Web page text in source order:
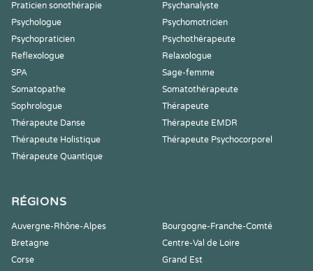
Praticien sonothérapie
Psychanalyste
Psychologue
Psychomotricien
Psychopraticien
Psychothérapeute
Reflexologue
Relaxologue
SPA
Sage-femme
Somatopathe
Somatothérapeute
Sophrologue
Thérapeute
Thérapeute Danse
Thérapeute EMDR
Thérapeute Holistique
Thérapeute Psychocorporel
Thérapeute Quantique
RÉGIONS
Auvergne-Rhône-Alpes
Bourgogne-Franche-Comté
Bretagne
Centre-Val de Loire
Corse
Grand Est